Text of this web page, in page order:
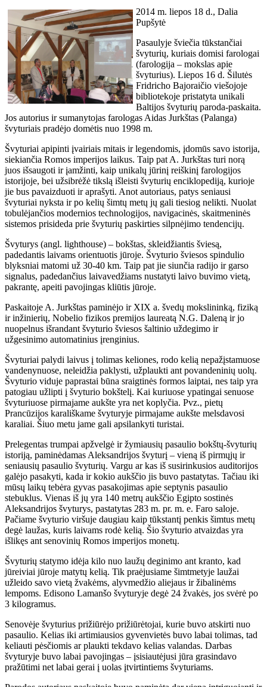
2014 m. liepos 18 d., Dalia
Pupšytė
Pasaulyje šviečia tūkstančiai
švyturių, kuriais domisi farologai
(farologija – mokslas apie
švyturius). Liepos 16 d. Šilutės
Fridricho Bajoraičio viešojoje
bibliotekoje pristatyta unikali
Baltijos švyturių paroda-paskaita.
Jos autorius ir sumanytojas farologas Aidas Jurkštas (Palanga)
švyturiais pradėjo domėtis nuo 1998 m.
Švyturiai apipinti įvairiais mitais ir legendomis, įdomūs savo istorija,
siekiančia Romos imperijos laikus. Taip pat A. Jurkštas turi norą
juos išsaugoti ir įamžinti, kaip unikalų jūrinį reiškinį farologijos
istorijoje, bei užsibrėžė tikslą išleisti švyturių enciklopediją, kurioje
jie bus pavaizduoti ir aprašyti. Anot autoriaus, patys seniausi
švyturiai nyksta ir po kelių šimtų metų jų gali tiesiog nelikti. Nuolat
tobulėjančios modernios technologijos, navigacinės, skaitmeninės
sistemos prisideda prie švyturių paskirties silpnėjimo tendencijų.
Švyturys (angl. lighthouse) – bokštas, skleidžiantis šviesą,
padedantis laivams orientuotis jūroje. Švyturio šviesos spindulio
blyksniai matomi už 30-40 km. Taip pat jie siunčia radijo ir garso
signalus, padedančius laivavedžiams nustatyti laivo buvimo vietą,
pakrantę, apeiti pavojingas kliūtis jūroje.
Paskaitoje A. Jurkštas paminėjo ir XIX a. švedų mokslininką, fiziką
ir inžinierių, Nobelio fizikos premijos laureatą N.G. Daleną ir jo
nuopelnus išrandant švyturio šviesos šaltinio uždegimo ir
užgesinimo automatinius įrenginius.
Švyturiai palydi laivus į tolimas keliones, rodo kelią nepažįstamuose
vandenynuose, neleidžia paklysti, užplaukti ant povandeninių uolų.
Švyturio viduje paprastai būna sraigtinės formos laiptai, nes taip yra
patogiau užlipti į švyturio bokštelį. Kai kuriuose ypatingai senuose
švyturiuose pirmajame aukšte yra net koplyčia. Pvz., pietų
Prancūzijos karališkame švyturyje pirmajame aukšte melsdavosi
karaliai. Šiuo metu jame gali apsilankyti turistai.
Prelegentas trumpai apžvelgė ir žymiausių pasaulio bokštų-švyturių
istoriją, paminėdamas Aleksandrijos švyturį – vieną iš pirmųjų ir
seniausių pasaulio švyturių. Vargu ar kas iš susirinkusios auditorijos
galėjo pasakyti, kada ir kokio aukščio jis buvo pastatytas. Tačiau iki
mūsų laikų tebėra gyvas pasakojimas apie septynis pasaulio
stebuklus. Vienas iš jų yra 140 metrų aukščio Egipto sostinės
Aleksandrijos švyturys, pastatytas 283 m. pr. m. e. Faro saloje.
Pačiame švyturio viršuje daugiau kaip tūkstantį penkis šimtus metų
degė laužas, kuris laivams rodė kelią. Šio švyturio atvaizdas yra
išlikęs ant senovinių Romos imperijos monetų.
Švyturių statymo idėja kilo nuo laužų deginimo ant kranto, kad
jūreiviai jūroje matytų kelią. Tik praėjusiame šimtmetyje laužai
užleido savo vietą žvakėms, alyvmedžio aliejaus ir žibalinėms
lempoms. Edisono Lamanšo švyturyje degė 24 žvakės, jos svėrė po
3 kilogramus.
Senovėje švyturius prižiūrėjo prižiūrėtojai, kurie buvo atskirti nuo
pasaulio. Kelias iki artimiausios gyvenvietės buvo labai tolimas, tad
keliauti pėsčiomis ar plaukti tekdavo kelias valandas. Darbas
švyturyje buvo labai pavojingas – įsisiautėjusi jūra grasindavo
pražūtimi net labai gerai į uolas įtvirtintiems švyturiams.